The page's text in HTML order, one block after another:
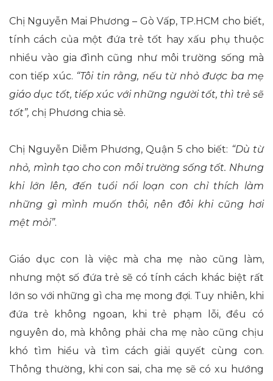
Chị Nguyễn Mai Phương – Gò Vấp, TP.HCM cho biết,
tính cách của một đứa trẻ tốt hay xấu phụ thuộc
nhiều vào gia đình cũng như môi trường sống mà
con tiếp xúc. “Tôi tin rằng, nếu từ nhỏ được ba mẹ
giáo dục tốt, tiếp xúc với những người tốt, thì trẻ sẽ
tốt”, chị Phương chia sẻ.
Chị Nguyễn Diễm Phương, Quận 5 cho biết: “Dù từ
nhỏ, mình tạo cho con môi trường sống tốt. Nhưng
khi lớn lên, đến tuổi nổi loạn con chỉ thích làm
những gì mình muốn thôi, nên đôi khi cũng hơi
mệt mỏi”.
Giáo dục con là việc mà cha mẹ nào cũng làm,
nhưng một số đứa trẻ sẽ có tính cách khác biệt rất
lớn so với những gì cha mẹ mong đợi. Tuy nhiên, khi
đứa trẻ không ngoan, khi trẻ phạm lỗi, đều có
nguyên do, mà không phải cha mẹ nào cũng chịu
khó tìm hiểu và tìm cách giải quyết cùng con.
Thông thường, khi con sai, cha mẹ sẽ có xu hướng